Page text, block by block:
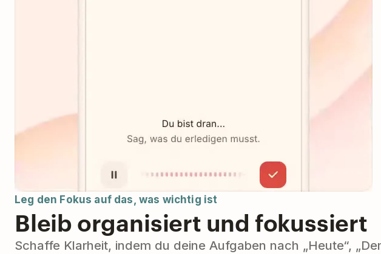
Leg den Fokus auf das, was wichtig ist
Bleib organisiert und fokussiert
Schaffe Klarheit, indem du deine Aufgaben nach „Heute“,